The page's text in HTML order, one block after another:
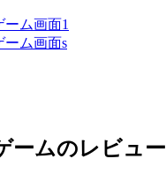
ームのレビュー